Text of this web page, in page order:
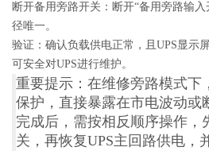
断开备用旁路开关‌：断开“备用旁路输
径唯一。‌
验证‌：确认负载供电正常，且UPS显示
可安全对UPS进行维护。‌
重要提示‌：在维修旁路模式下
保护‌，直接暴露在市电波动或
完成后，需按相反顺序操作，
关，再恢复UPS主回路供电，